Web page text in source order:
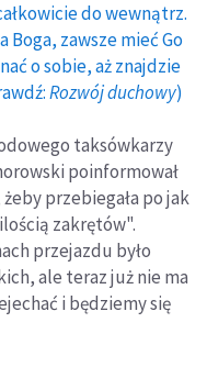
do wewnątrz.
Boga, zawsze mieć Go
o sobie, aż znajdzie
Rozwój duchowy)
taksówkarzy
poinformował
przebiegała po jak
zakrętów".
przejazdu było
ale teraz już nie ma
i będziemy się